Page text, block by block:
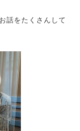
話をたくさんして